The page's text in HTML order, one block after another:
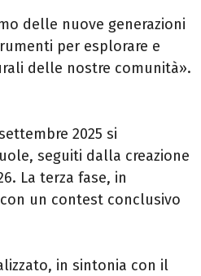
delle nuove generazioni
per esplorare e
delle nostre comunità».
2025 si
seguiti dalla creazione
La terza fase, in
un contest conclusivo
in sintonia con il